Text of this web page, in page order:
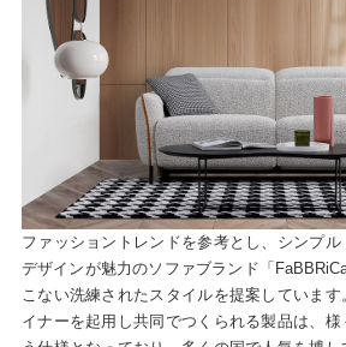
ファッショントレンドを参考とし、シンプ
デザインが魅力のソファブランド「
こない洗練されたスタイルを提案していま
イナーを起用し共同でつくられる製品は、